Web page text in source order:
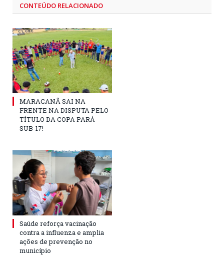
CONTEÚDO RELACIONADO
MARACANÃ SAI NA
FRENTE NA DISPUTA PELO
TÍTULO DA COPA PARÁ
SUB-17!
Saúde reforça vacinação
contra a influenza e amplia
ações de prevenção no
município